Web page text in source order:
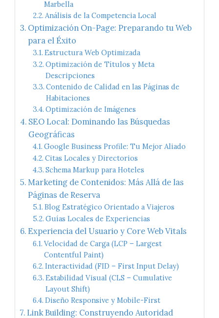
Marbella
Análisis de la Competencia Local
Optimización On-Page: Preparando tu Web
para el Éxito
Estructura Web Optimizada
Optimización de Títulos y Meta
Descripciones
Contenido de Calidad en las Páginas de
Habitaciones
Optimización de Imágenes
SEO Local: Dominando las Búsquedas
Geográficas
Google Business Profile: Tu Mejor Aliado
Citas Locales y Directorios
Schema Markup para Hoteles
Marketing de Contenidos: Más Allá de las
Páginas de Reserva
Blog Estratégico Orientado a Viajeros
Guías Locales de Experiencias
Experiencia del Usuario y Core Web Vitals
Velocidad de Carga (LCP – Largest
Contentful Paint)
Interactividad (FID – First Input Delay)
Estabilidad Visual (CLS – Cumulative
Layout Shift)
Diseño Responsive y Mobile-First
Link Building: Construyendo Autoridad